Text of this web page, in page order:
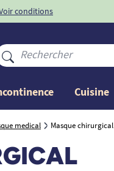
conditions
Cuisine
medical Masque chirurgical